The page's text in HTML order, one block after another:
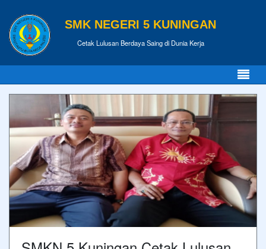
SMK NEGERI 5 KUNINGAN
Cetak Lulusan Berdaya Saing di Dunia Kerja